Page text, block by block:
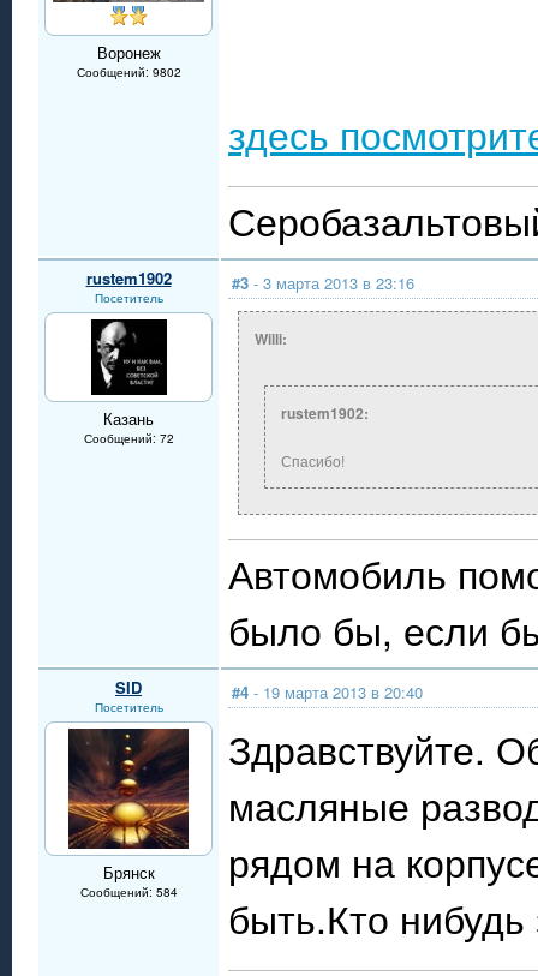
Воронеж
Сообщений: 9802
здесь
rustem1902
Посетитель
Казань
Сообщений: 72
#3 - 3 марта 2013 в 23:16
Willi:
rustem1902:
Спасибо!
Автомобиль
было бы, если
SID
Посетитель
Брянск
Сообщений: 584
#4 - 19 марта 2013 в 20:40
Здравствуйте.
масляные
рядом на
быть.Кто